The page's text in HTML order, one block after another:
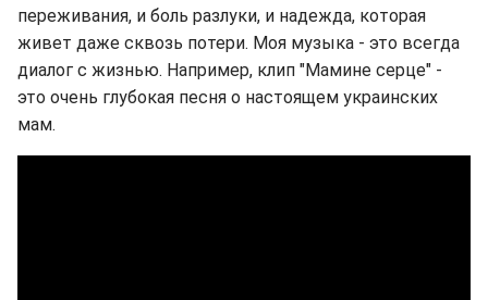
переживания, и боль разлуки, и надежда, которая
живет даже сквозь потери. Моя музыка - это всегда
диалог с жизнью. Например, клип "Мамине серце" -
это очень глубокая песня о настоящем украинских
мам.